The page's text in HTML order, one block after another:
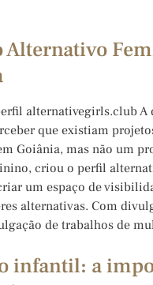
Alternativo
alternativegirls.club A
que existiam
Goiânia, mas não um
criou o perfil
um espaço de
alternativas. Com
de trabalhos de
infantil: a